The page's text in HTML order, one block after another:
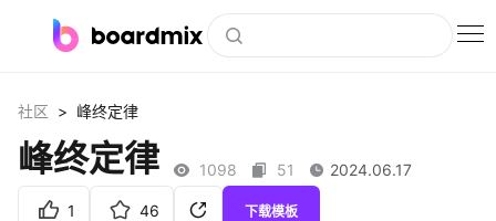
社区资源
社区 > 峰终定律
峰终定律 1098 51 2024.06.17
1 46 下载模板